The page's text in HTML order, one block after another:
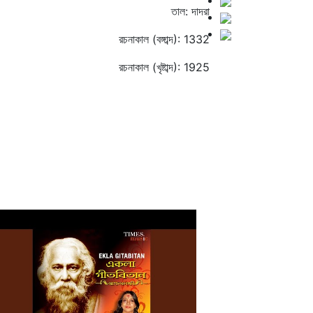
তাল: দাদরা
রচনাকাল (বঙ্গাব্দ): 1332
রচনাকাল (খৃষ্টাব্দ): 1925